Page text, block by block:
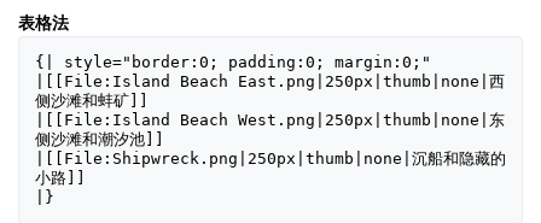
表格法
{| style="border:0; padding:0; margin:0;"
|[[File:Island Beach East.png|250px|thumb|none|西
侧沙滩和蚌矿]]
|[[File:Island Beach West.png|250px|thumb|none|东
侧沙滩和潮汐池]]
|[[File:Shipwreck.png|250px|thumb|none|沉船和隐藏的
小路]]
|}